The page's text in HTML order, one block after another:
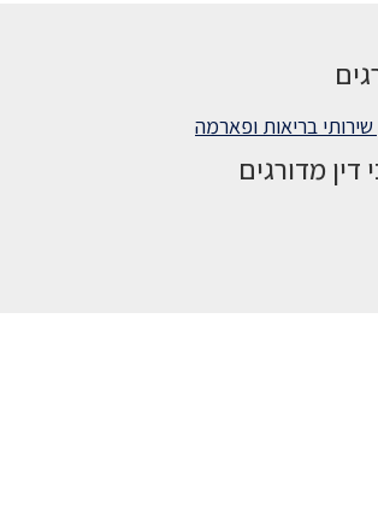
בריאות ופארמה
דין מדורגים